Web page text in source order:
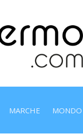
MARCHE MONDO